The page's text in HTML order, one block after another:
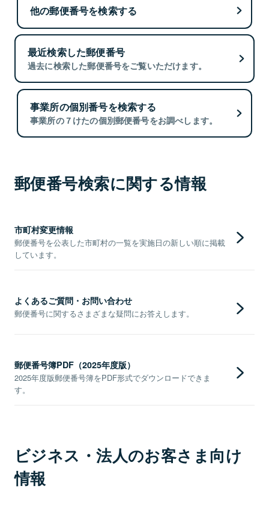
他の郵便番号を検索する
最近検索した郵便番号
過去に検索した郵便番号をご覧いただけます。
事業所の個別番号を検索する
事業所の７けたの個別郵便番号をお調べします。
郵便番号検索に関する情報
市町村変更情報
郵便番号を公表した市町村の一覧を実施日の新しい順に掲載
しています。
よくあるご質問・お問い合わせ
郵便番号に関するさまざまな疑問にお答えします。
郵便番号簿PDF（2025年度版）
2025年度版郵便番号簿をPDF形式でダウンロードできま
す。
ビジネス・法人のお客さま向け
情報